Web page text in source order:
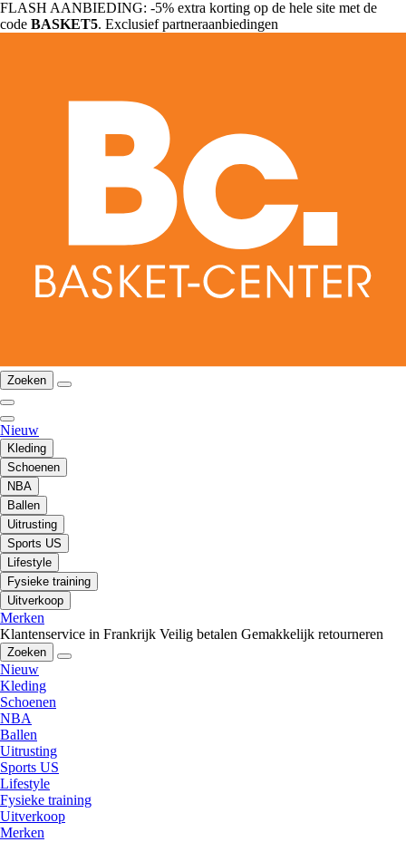
FLASH AANBIEDING: -5% extra korting op de hele site met de
code BASKET5. Exclusief partneraanbiedingen
Zoeken
Nieuw
Kleding
Schoenen
NBA
Ballen
Uitrusting
Sports US
Lifestyle
Fysieke training
Uitverkoop
Merken
Klantenservice in Frankrijk Veilig betalen Gemakkelijk retourneren
Zoeken
Nieuw
Kleding
Schoenen
NBA
Ballen
Uitrusting
Sports US
Lifestyle
Fysieke training
Uitverkoop
Merken